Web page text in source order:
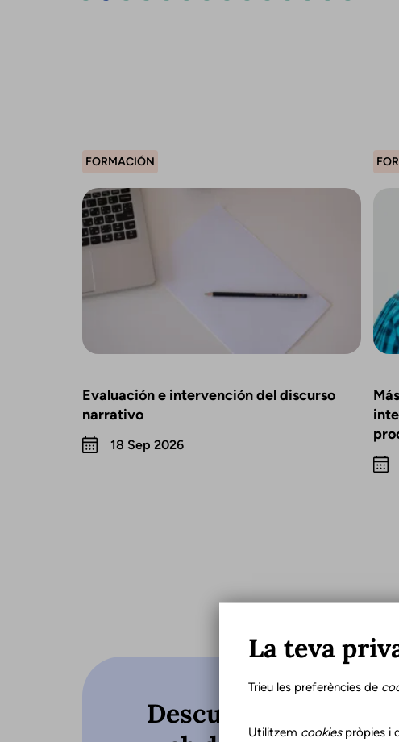
FORMACIÓN
Evaluación e intervención del discurso
narrativo
18 Sep 2026
Descubre qué hace
La teva
Trieu les preferències de
Utilitzem cookiespròpies i